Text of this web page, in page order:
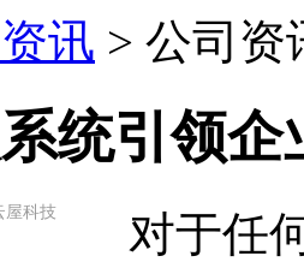
讯 > 公司资
统引领
屋科技
对于任何